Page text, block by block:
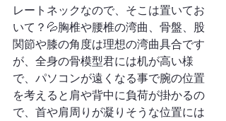
レートネックなので、そこは置いてお
いて？💦胸椎や腰椎の湾曲、骨盤、股
関節や膝の角度は理想の湾曲具合です
が、全身の骨模型君には机が高い様
で、パソコンが遠くなる事で腕の位置
を考えると肩や背中に負荷が掛かるの
で、首や肩周りが凝りそうな位置には